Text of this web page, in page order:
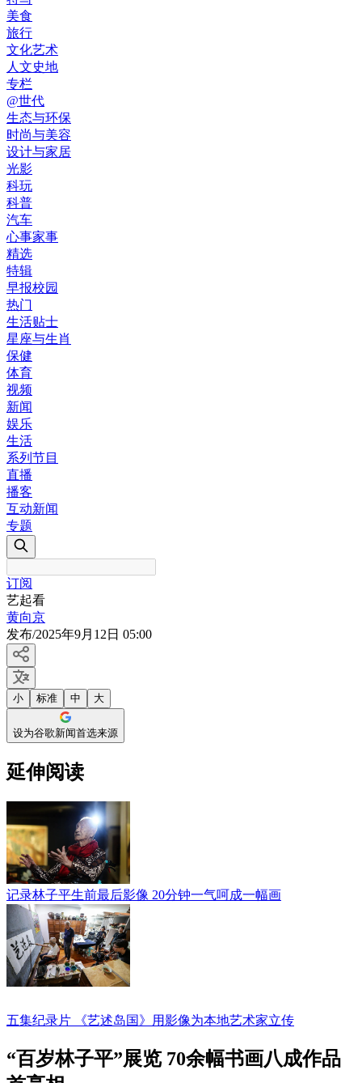
美食
旅行
文化艺术
人文史地
专栏
@世代
生态与环保
时尚与美容
设计与家居
光影
科玩
科普
汽车
心事家事
精选
特辑
早报校园
热门
生活贴士
星座与生肖
保健
体育
视频
新闻
娱乐
生活
系列节目
直播
播客
互动新闻
专题
订阅
艺起看
黄向京
发布/2025年9月12日 05:00
小 标准 中 大
设为谷歌新闻首选来源
延伸阅读
记录林子平生前最后影像 20分钟一气呵成一幅画
五集纪录片 《艺述岛国》用影像为本地艺术家立传
“百岁林子平”展览 70余幅书画八成作品